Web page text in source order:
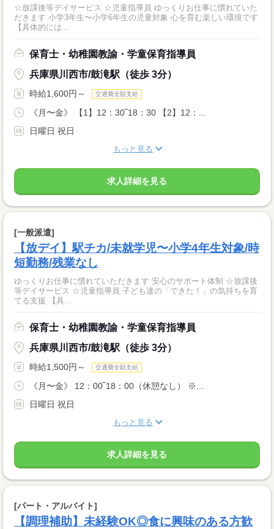
☆放課後等デイサービス ☆児童指導員 ゆっくりお仕事に慣れていた
だきます 小学3年生〜小学6年生の児童対象 心を育む楽しい環境です
【具体的には...
保育士・幼稚園教諭・学童保育指導員
兵庫県川西市/鼓滝駅（徒歩 3分）
時給1,600円～ 交通費全額支給
《月〜金》 【1】12：30‾18：30 【2】12：...
日曜日 祝日
もっと見る
求人詳細を見る
[一般派遣]
【放デイ】駅チカ/未就学児〜小学4年生対象/時
短勤務/残業なし
ゆっくりお仕事に慣れていただきます 安心のサポート体制 ☆放課後
等デイサービス ☆児童指導員 子ども達の「できた！」の気持ちを育
てる支援 【具...
保育士・幼稚園教諭・学童保育指導員
兵庫県川西市/鼓滝駅（徒歩 3分）
時給1,500円～ 交通費全額支給
《月〜金》 12：00‾18：00（休憩なし） ※...
日曜日 祝日
もっと見る
求人詳細を見る
[パート・アルバイト]
【調理補助】未経験OK◎食に興味のある方歓